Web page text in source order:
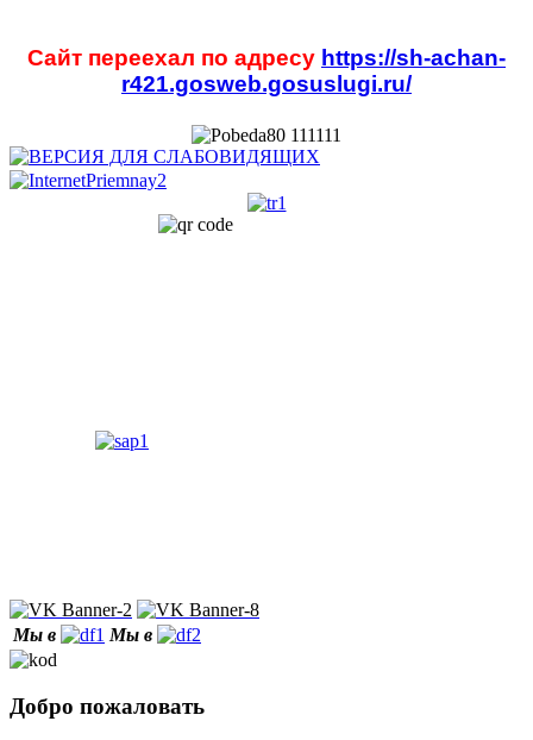
Сайт переехал по адресу https://sh-achan-
r421.gosweb.gosuslugi.ru/
Мы в Мы в
Добро пожаловать